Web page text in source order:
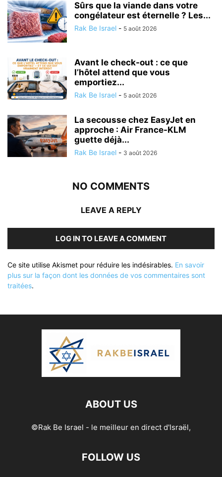
Sûrs que la viande dans votre
congélateur est éternelle ? Les...
Rak Be Israel - 5 août 2026
Avant le check-out : ce que
l’hôtel attend que vous
emportiez...
Rak Be Israel - 5 août 2026
La secousse chez EasyJet en
approche : Air France-KLM
guette déjà...
Rak Be Israel - 3 août 2026
NO COMMENTS
LEAVE A REPLY
LOG IN TO LEAVE A COMMENT
Ce site utilise Akismet pour réduire les indésirables. En savoir
plus sur la façon dont les données de vos commentaires sont
traitées.
ABOUT US
©Rak Be Israel - le meilleur en direct d'Israël,
FOLLOW US